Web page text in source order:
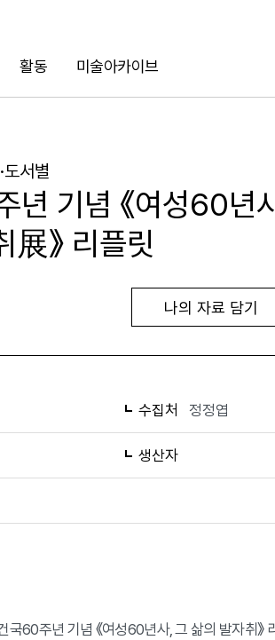
활동 미술아카이브
도서별
기념 《여성60년
展》 리플릿
나의 자료 담기
수집처 정정엽
생산자
60주년 기념 《여성60년사, 그 삶의 발자취》